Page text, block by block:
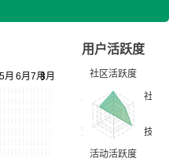
用户活跃度